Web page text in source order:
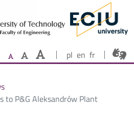
- Home
pl en fr
to P&G Aleksandrów Plant